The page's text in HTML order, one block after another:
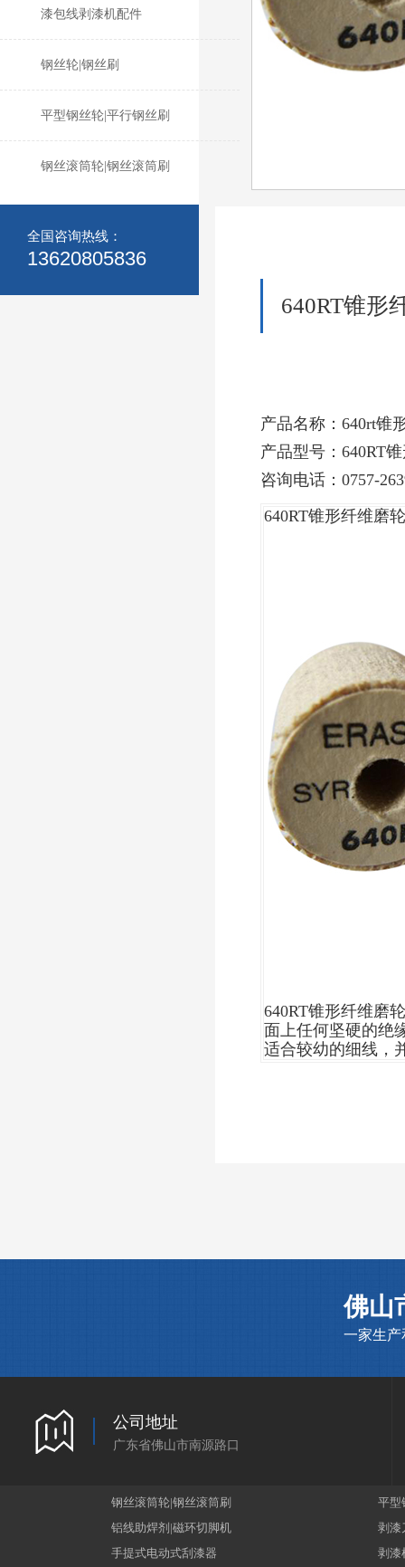
漆包线剥漆机配件
钢丝轮|钢丝刷
平型钢丝轮|平行钢丝刷
钢丝滚筒轮|钢丝滚筒刷
全国咨询热线：
13620805836
640RT锥形
产品名称：640rt锥
产品型号：640RT
咨询电话：0757-
640RT锥形纤维磨
640RT锥形纤维磨
面上任何坚硬的绝
适合较幼的细线，
佛山
一家生产
公司地址
广东省佛山市南源路口
钢丝滚筒轮|钢丝滚筒刷
平型
铝线助焊剂|磁环切脚机
剥漆
手提式电动式刮漆器
剥漆